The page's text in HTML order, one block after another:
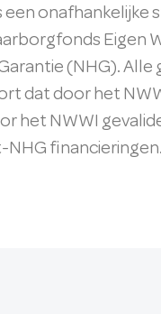
een
Eigen
(NHG).
dat door het
het NWWI
NHG financieringen.